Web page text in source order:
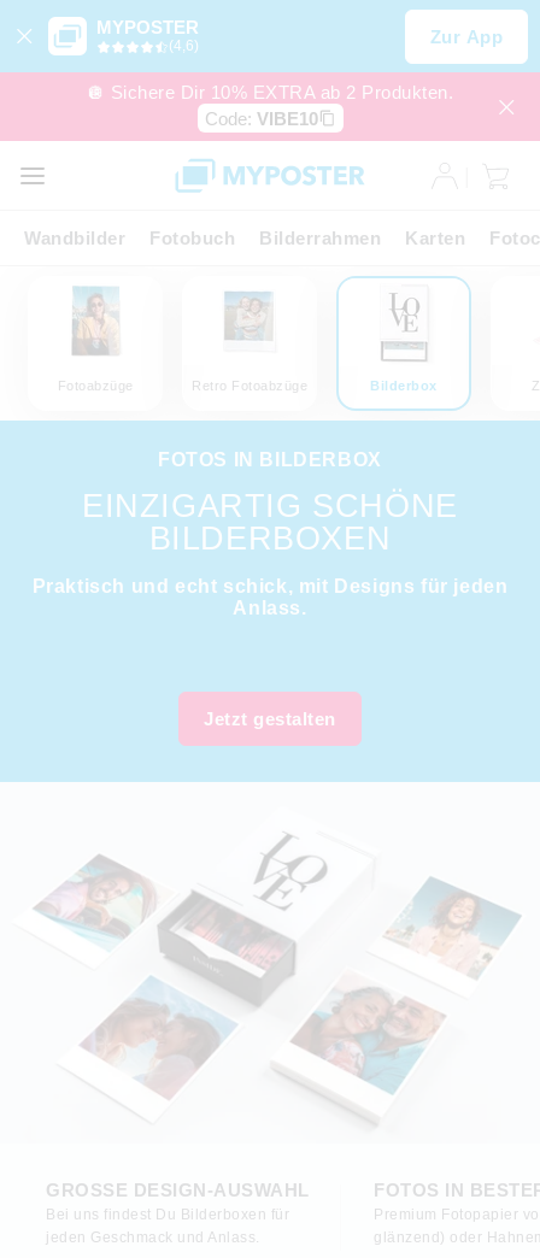
MYPOSTER
(4,6) Zur App
🪩 Sichere Dir 10% EXTRA ab 2 Produkten.
Code: VIBE10
Wandbilder Fotobuch Bilderrahmen Karten
Fotoabzüge Retro Fotoabzüge Bilderbox
FOTOS IN BILDERBOX
EINZIGARTIG SCHÖNE
BILDERBOXEN
Praktisch und echt schick, mit Designs für jeden
Anlass.
Jetzt gestalten
GROSSE DESIGN-AUSWAHL
Bei uns findest Du Bilderboxen für
jeden Geschmack und Anlass.
FOTOS IN
Premium Fotopapier
glänzend) oder